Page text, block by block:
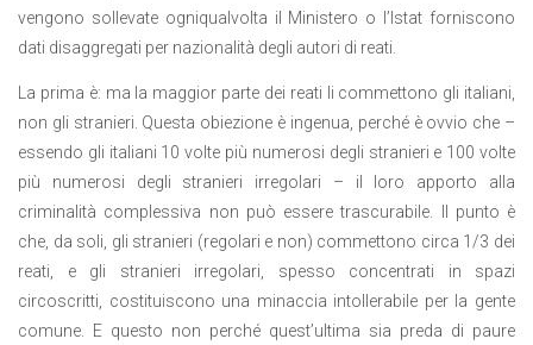
vengono sollevate ogniqualvolta il Ministero o l’Istat forniscono
dati disaggregati per nazionalità degli autori di reati.
La prima è: ma la maggior parte dei reati li commettono gli italiani,
non gli stranieri. Questa obiezione è ingenua, perché è ovvio che –
essendo gli italiani 10 volte più numerosi degli stranieri e 100 volte
più numerosi degli stranieri irregolari – il loro apporto alla
criminalità complessiva non può essere trascurabile. Il punto è
che, da soli, gli stranieri (regolari e non) commettono circa 1/3 dei
reati, e gli stranieri irregolari, spesso concentrati in spazi
circoscritti, costituiscono una minaccia intollerabile per la gente
comune. E questo non perché quest’ultima sia preda di paure